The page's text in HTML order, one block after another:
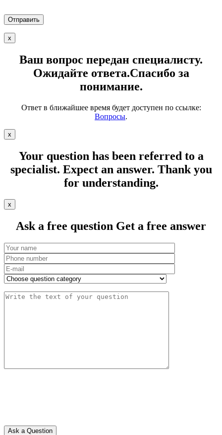
х
Ваш вопрос передан специалисту.
Ожидайте ответа.Спасибо за
понимание.
Ответ в ближайшее время будет доступен по ссылке:
Вопросы.
х
Your question has been referred to a
specialist. Expect an answer. Thank you
for understanding.
х
Ask a free question Get a free answer